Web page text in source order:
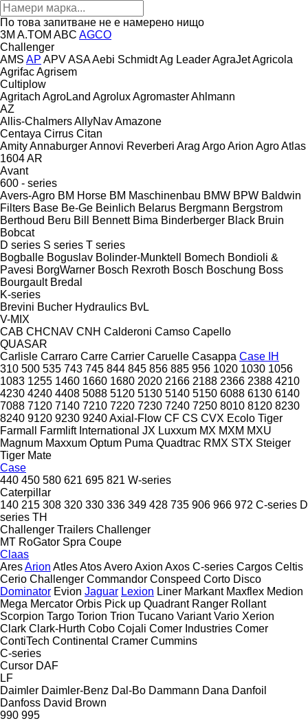
По това запитване не е намерено нищо
3M A.TOM ABC AGCO
Challenger
AMS AP APVASAAebi SchmidtAg LeaderAgraJetAgricola
AgrifacAgrisem
Cultiplow
Agritach AgroLand AgroluxAgromasterAhlmann
AZ
Allis-ChalmersAllyNavAmazone
Centaya Cirrus Citan
AmityAnnaburgerAnnovi Reverberi Arag ArgoArion AgroAtlas
1604AR
Avant
600 - series
Avers-Agro BM Horse BM Maschinenbau BMW BPW Baldwin
Filters Base Be-Ge Beinlich Belarus Bergmann Bergstrom
Berthoud Beru Bill Bennett Bima Binderberger Black Bruin
Bobcat
D series S series T series
Bogballe Boguslav Bolinder-Munktell Bomech Bondioli &
Pavesi BorgWarner Bosch Rexroth Bosch Boschung Boss
Bourgault Bredal
K-series
Brevini Bucher Hydraulics BvL
V-MIX
CAB CHCNAV CNH Calderoni Camso Capello
QUASAR
Carlisle Carraro Carre Carrier Caruelle Casappa Case IH
310 500 535 743 745 844 845 856 885 956 1020 1030 1056
1083 1255 1460 1660 1680 2020 2166 2188 2366 2388 4210
4230 4240 4408 5088 5120 5130 5140 5150 6088 6130 6140
7088 7120 7140 7210 7220 7230 7240 7250 8010 8120 8230
8240 9120 9230 9240Axial-Flow CF CS CVX Ecolo Tiger
Farmall
Farmlift International JX Luxxum MX MXM MXU
Magnum Maxxum Optum Puma Quadtrac RMX STX Steiger
Tiger Mate
Case
440 450 580 621 695 821 W-series
Caterpillar
140 215 308 320 330 336 349 428 735 906 966 972 C-series D
series TH
Challenger Trailers Challenger
MT RoGator Spra Coupe
Claas
AresArion AtlesAtosAveroAxion Axos C-series Cargos Celtis
Cerio Challenger Commandor Conspeed Corto Disco
Dominator Evion Jaguar Lexion Liner Markant Maxflex Medion
Mega Mercator Orbis Pick up Quadrant Ranger Rollant
Scorpion Targo Torion Trion Tucano Variant Vario Xerion
Clark Clark-Hurth Cobo Cojali Comer Industries Comer
ContiTech Continental Cramer Cummins
C-series
Cursor DAF
LF
Daimler Daimler-Benz Dal-Bo Dammann Dana Danfoil
Danfoss David Brown
990 995